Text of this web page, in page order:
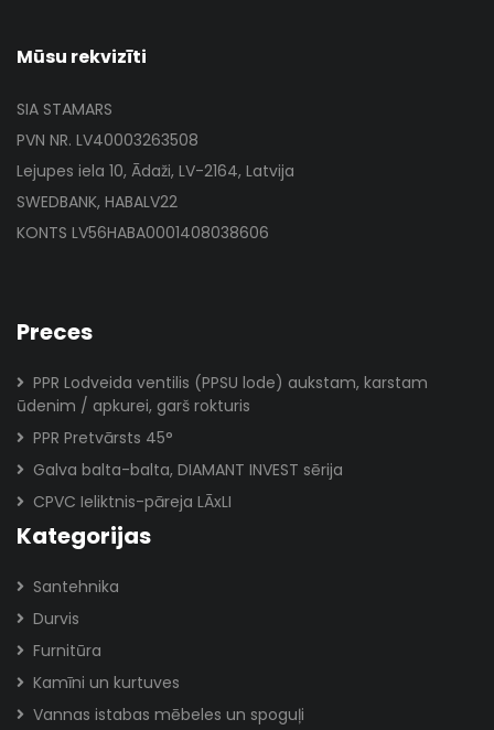
Mūsu rekvizīti
SIA STAMARS
PVN NR. LV40003263508
Lejupes iela 10, Ādaži, LV-2164, Latvija
SWEDBANK, HABALV22
KONTS LV56HABA0001408038606
Preces
PPR Lodveida ventilis (PPSU lode) aukstam, karstam
ūdenim / apkurei, garš rokturis
PPR Pretvārsts 45°
Galva balta-balta, DIAMANT INVEST sērija
CPVC Ieliktnis-pāreja LĀxLI
Kategorijas
Santehnika
Durvis
Furnitūra
Kamīni un kurtuves
Vannas istabas mēbeles un spoguļi